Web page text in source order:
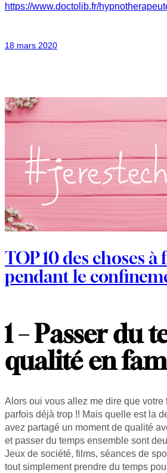
https://www.doctolib.fr/
18 mars 2020
TOP 10 des choses à
pendant le
1 – Passer du
qualité en
Alors oui vous allez me dire que votre
parfois déjà trop !! Mais quelle est la
avez partagé un moment de qualité
et passer du temps ensemble sont
Jeux de société, films, séances de
tout simplement prendre du temps